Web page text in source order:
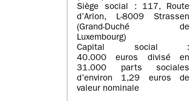
Siège social : 117, Route
d’Arlon, L-8009 Strassen
(Grand-Duché de
Luxembourg)
Capital social :
40.000 euros divisé en
31.000 parts sociales
d’environ 1,29 euros de
valeur nominale